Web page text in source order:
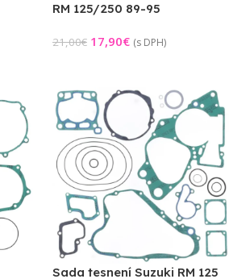
RM 125/250 89-95
21,00€ 17,90€ (s DPH)
Sada tesnení Suzuki RM 125